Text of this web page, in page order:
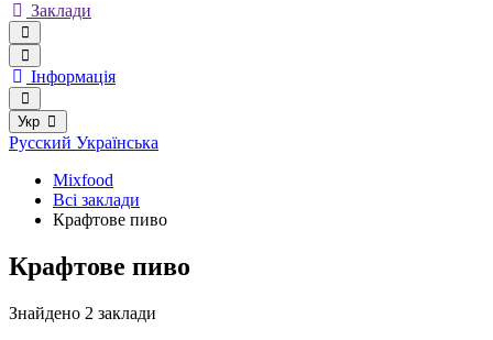
Заклади
Інформація
Укр
Русский Українська
Mixfood
Всі заклади
Крафтове пиво
Крафтове пиво
Знайдено 2 заклади